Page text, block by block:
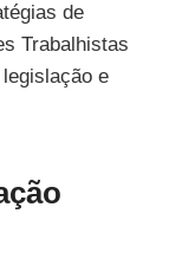
de
Trabalhistas
e